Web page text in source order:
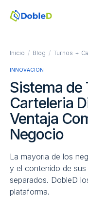
Inicio / Blog / Turnos +
INNOVACION
Sistema de
Carteleria
Ventaja
Negocio
La mayoria de los
y el contenido de
separados. DobleD
plataforma.